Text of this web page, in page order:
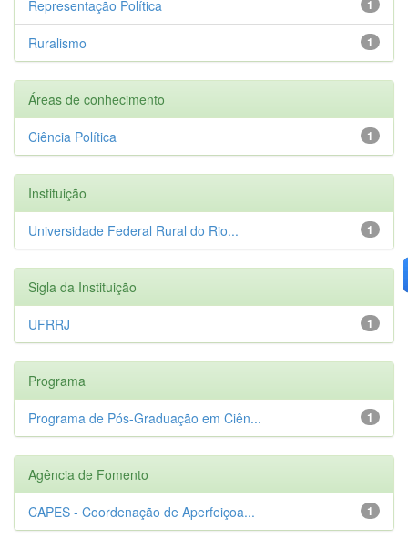
1
Representação Política
1
Ruralismo
Áreas de conhecimento
1
Ciência Política
Instituição
1
Universidade Federal Rural do Rio...
Sigla da Instituição
1
UFRRJ
Programa
1
Programa de Pós-Graduação em Ciên...
Agência de Fomento
1
CAPES - Coordenação de Aperfeiçoa...